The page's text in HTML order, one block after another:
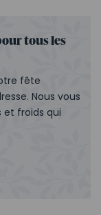
tous les
fête
Nous vous
et froids qui